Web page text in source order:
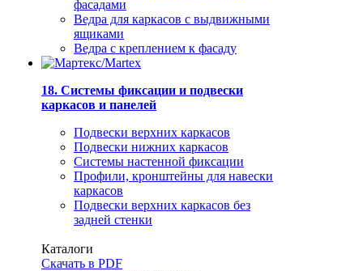
фасадами
Ведра для каркасов с выдвижными
ящиками
Ведра с креплением к фасаду
18. Системы фиксации и подвески
каркасов и панелей
Подвески верхних каркасов
Подвески нижних каркасов
Системы настенной фиксации
Профили, кронштейны для навески
каркасов
Подвески верхних каркасов без
задней стенки
Каталоги
Скачать в PDF